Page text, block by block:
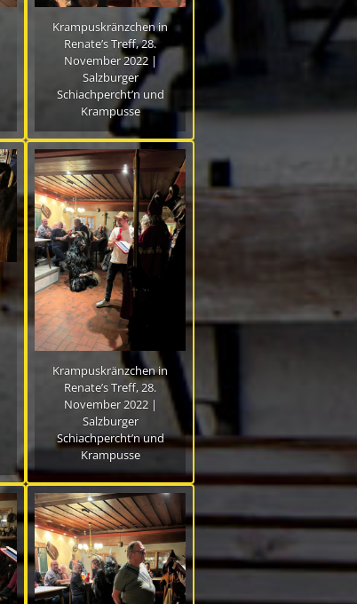
Krampuskränzchen in
Renate’s Treff, 28.
November 2022 |
Salzburger
Schiachpercht’n und
Krampusse
Krampuskränzchen in
Renate’s Treff, 28.
November 2022 |
Salzburger
Schiachpercht’n und
Krampusse